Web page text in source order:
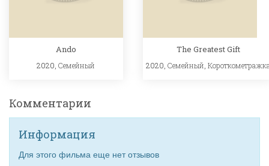
Ando
2020,Семейный
The Greatest Gift
2020,Семейный ,
Комментарии
Информация
Для этого фильма еще нет отзывов